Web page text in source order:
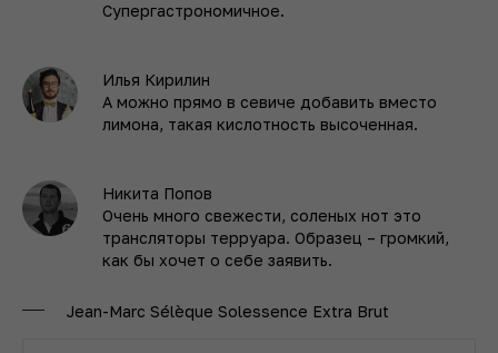
Супергастрономичное.
Илья Кирилин
А можно прямо в севиче добавить вместо
лимона, такая кислотность высоченная.
Никита Попов
Очень много свежести, соленых нот это
трансляторы терруара. Образец – громкий,
как бы хочет о себе заявить.
Jean-Marc Sélèque Solessence Extra Brut